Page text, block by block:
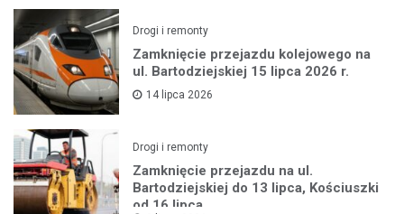
Drogi i remonty
Zamknięcie przejazdu kolejowego na
ul. Bartodziejskiej 15 lipca 2026 r.
14 lipca 2026
Drogi i remonty
Zamknięcie przejazdu na ul.
Bartodziejskiej do 13 lipca, Kościuszki
od 16 lipca